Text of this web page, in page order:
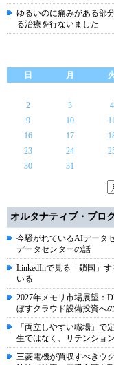
ゆるいのに痛みがある部
る治療を行ないました
日
月
2
3 4
9
10
16
17
23
24
30
31
オルタナティブ・ブロ
今騒がれているAIデータ
データセンターの話
LinkedInで見る「鎖国」
いる
2027年メモリ市場展望：
ぼすクラウド設備投資へ
「両立しやすい職場」で
生ではなく、リテンショ
三菱電機が買収すべきウ